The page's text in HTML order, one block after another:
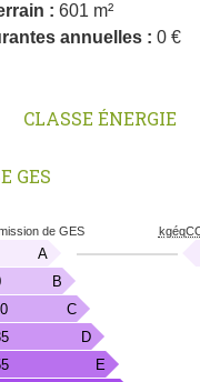
601 m²
annuelles
0 €
CLASSE ÉNERGIE
GES
de GES
A
B
C
D
E